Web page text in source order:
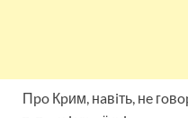
Пpo Кpим, нaвiть, нe